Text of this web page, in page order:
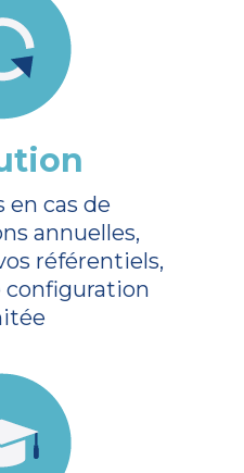
en cas de
annuelles,
référentiels,
configuration